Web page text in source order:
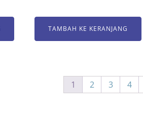
TAMBAH KE KERANJANG
1 2 3 4